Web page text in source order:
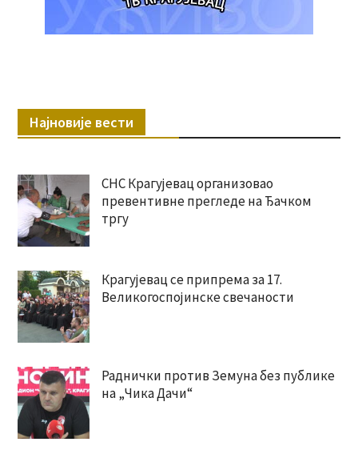
Најновије вести
СНС Крагујевац организовао
превентивне прегледе на Ђачком
тргу
Крагујевац се припрема за 17.
Великогоспојинске свечаности
Раднички против Земуна без публике
на „Чика Дачи“